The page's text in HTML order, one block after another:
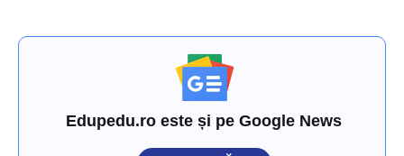
Edupedu.ro este și pe Google News